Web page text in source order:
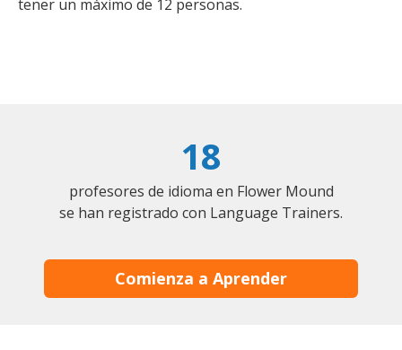
tener un máximo de 12 personas.
18
profesores de idioma en Flower Mound
se han registrado con Language Trainers.
Comienza a Aprender